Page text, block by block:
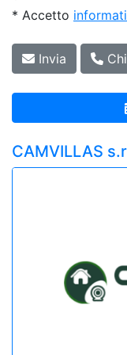
* Accetto
Invia
CAMVILLAS